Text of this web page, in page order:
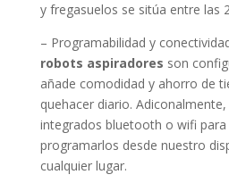
y fregasuelos se sitúa entre las
– Programabilidad y
robots aspiradores son
añade comodidad y ahorro de
quehacer diario.
integrados bluetooth o wifi para
programarlos desde nuestro
cualquier lugar.